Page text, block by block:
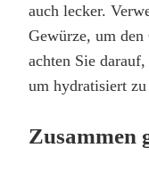
auch lecker.
Gewürze, um den
achten Sie
um hydratisiert
Zusammen